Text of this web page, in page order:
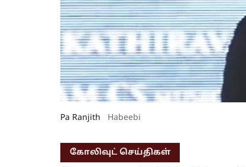
Pa Ranjith Habeebi
கோலிவுட் செய்திகள்